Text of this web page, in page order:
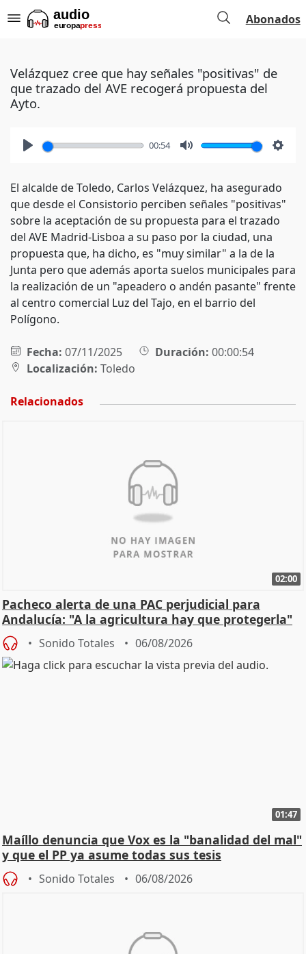
Abonados
Velázquez cree que hay señales "positivas" de
que trazado del AVE recogerá propuesta del
Ayto.
00:54
El alcalde de Toledo, Carlos Velázquez, ha asegurado
que desde el Consistorio perciben señales "positivas"
sobre la aceptación de su propuesta para el trazado
del AVE Madrid-Lisboa a su paso por la ciudad, una
propuesta que, ha dicho, es "muy similar" a la de la
Junta pero que además aporta suelos municipales para
la realización de un "apeadero o andén pasante" frente
al centro comercial Luz del Tajo, en el barrio del
Polígono.
Fecha: 07/11/2025 Duración: 00:00:54
Localización: Toledo
Relacionados
02:00
Pacheco alerta de una PAC perjudicial para
Andalucía: "A la agricultura hay que protegerla"
Sonido Totales 06/08/2026
01:47
Maíllo denuncia que Vox es la "banalidad del mal"
y que el PP ya asume todas sus tesis
Sonido Totales 06/08/2026